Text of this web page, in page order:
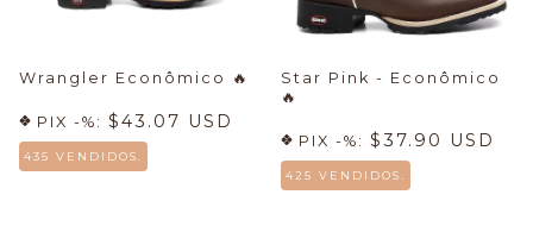
Wrangler Econômico 🔥
PIX -%: $43.07 USD
435 VENDIDOS.
Star Pink - Econômico
🔥
PIX -%: $37.90 USD
425 VENDIDOS.